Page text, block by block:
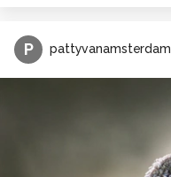
P pattyvanamsterdam